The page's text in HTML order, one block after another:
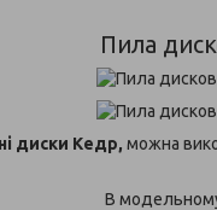
Пила
диски Кедр, можна
В